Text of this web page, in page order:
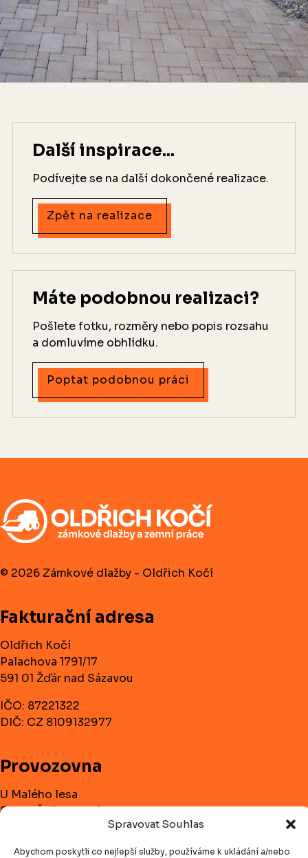
Spravovat Souhlas
Abychom poskytli co nejlepší služby, používáme k ukládání a/nebo
Další inspirace...
Podívejte se na další dokončené realizace.
Zpět na realizace
Máte podobnou realizaci?
Pošlete fotku, rozměry nebo popis rozsahu
a domluvíme obhlídku.
Poptat podobnou práci
© 2026 Zámkové dlažby - Oldřich Kočí
Fakturační adresa
Oldřich Kočí
Palachova 1791/17
591 01 Žďár nad Sázavou
IČO: 87221322
DIČ: CZ 8109132977
Provozovna
U Malého lesa
591 01 Žďár nad Sázavou
+420 732 182 728